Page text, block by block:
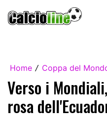
Home / Coppa del
Verso i
rosa